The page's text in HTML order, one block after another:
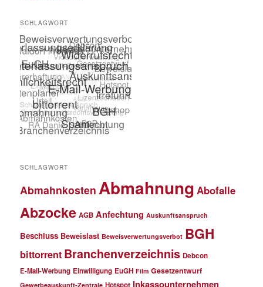
SCHLAGWORT
SCHLAGWORT
Abmahnkosten Abmahnung Abofalle
Abzocke AGB Anfechtung Auskunftsanspruch
Beschluss Beweislast Beweisverwertungsverbot BGH
bittorrent Branchenverzeichnis Debcon
E-Mail-Werbung Einwilligung EuGH Film Gesetzentwurf
Gewerbeauskunft-Zentrale Inkassounternehmen